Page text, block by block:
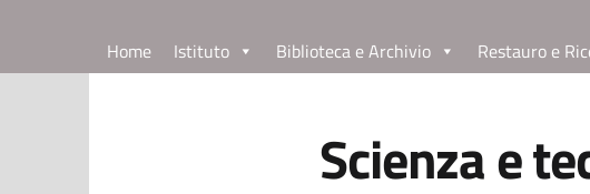
Home Istituto Biblioteca e Archivio Restauro e
Scienza e